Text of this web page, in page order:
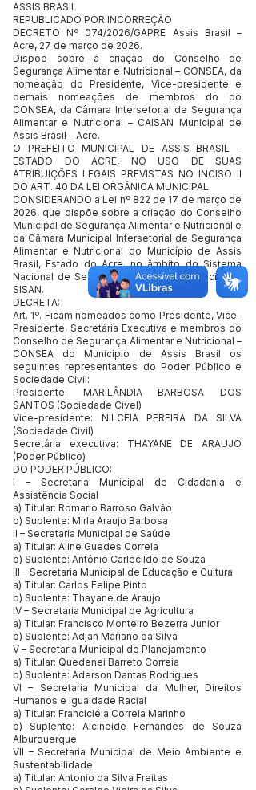
ASSIS BRASIL
REPUBLICADO POR INCORREÇÃO
DECRETO Nº 074/2026/GAPRE Assis Brasil –
Acre, 27 de março de 2026.
Dispõe sobre a criação do Conselho de
Segurança Alimentar e Nutricional – CONSEA, da
nomeação do Presidente, Vice-presidente e
demais nomeações de membros do do
CONSEA, da Câmara Intersetorial de Segurança
Alimentar e Nutricional – CAISAN Municipal de
Assis Brasil – Acre.
O PREFEITO MUNICIPAL DE ASSIS BRASIL –
ESTADO DO ACRE, NO USO DE SUAS
ATRIBUIÇÕES LEGAIS PREVISTAS NO INCISO II
DO ART. 40 DA LEI ORGÂNICA MUNICIPAL.
CONSIDERANDO a Lei nº 822 de 17 de março de
2026, que dispõe sobre a criação do Conselho
Municipal de Segurança Alimentar e Nutricional e
da Câmara Municipal Intersetorial de Segurança
Alimentar e Nutricional do Município de Assis
Brasil, Estado do Acre, no âmbito do Sistema
Nacional de Segurança Alimentar e Nutricional-
SISAN.
DECRETA:
Art. 1º. Ficam nomeados como Presidente, Vice-
Presidente, Secretária Executiva e membros do
Conselho de Segurança Alimentar e Nutricional –
CONSEA do Município de Assis Brasil os
seguintes representantes do Poder Público e
Sociedade Civil:
Presidente: MARILÂNDIA BARBOSA DOS
SANTOS (Sociedade Civel)
Vice-presidente: NILCEIA PEREIRA DA SILVA
(Sociedade Civil)
Secretária executiva: THAYANE DE ARAUJO
(Poder Público)
DO PODER PÚBLICO:
I – Secretaria Municipal de Cidadania e
Assistência Social
a) Titular: Romario Barroso Galvão
b) Suplente: Mirla Araujo Barbosa
II – Secretaria Municipal de Saúde
a) Titular: Aline Guedes Correia
b) Suplente: Antônio Carlecildo de Souza
III – Secretaria Municipal de Educação e Cultura
a) Titular: Carlos Felipe Pinto
b) Suplente: Thayane de Araujo
IV – Secretaria Municipal de Agricultura
a) Titular: Francisco Monteiro Bezerra Junior
b) Suplente: Adjan Mariano da Silva
V – Secretaria Municipal de Planejamento
a) Titular: Quedenei Barreto Correia
b) Suplente: Aderson Dantas Rodrigues
VI – Secretaria Municipal da Mulher, Direitos
Humanos e Igualdade Racial
a) Titular: Francicléia Correia Marinho
b) Suplente: Alcineide Fernandes de Souza
Alburquerque
VII – Secretaria Municipal de Meio Ambiente e
Sustentabilidade
a) Titular: Antonio da Silva Freitas